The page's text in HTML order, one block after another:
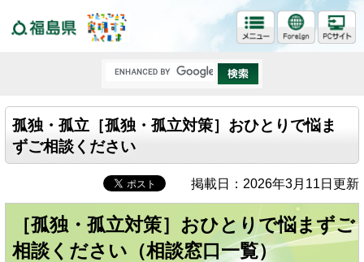
孤独・孤立［孤独・孤立対策］おひとりで悩ま
ずご相談ください
掲載日：2026年3月11日更新
［孤独・孤立対策］おひとりで悩まずご
相談ください（相談窓口一覧）